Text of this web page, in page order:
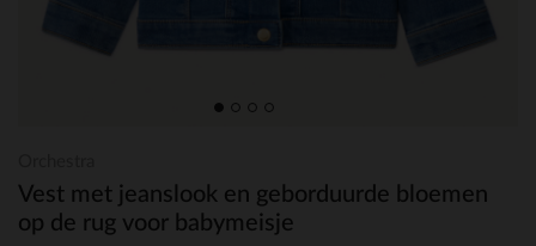
Vest met jeanslook en geborduurde bloemen
op de rug voor babymeisje